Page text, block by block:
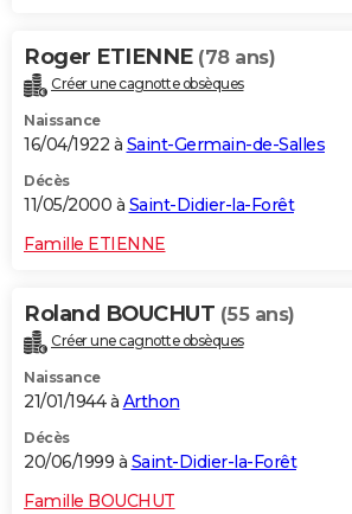
Roger ETIENNE (78 ans)
Créer une cagnotte obsèques
Naissance
16/04/1922 à Saint-Germain-de-Salles
Décès
11/05/2000 à Saint-Didier-la-Forêt
Famille ETIENNE
Roland BOUCHUT (55 ans)
Créer une cagnotte obsèques
Naissance
21/01/1944 à Arthon
Décès
20/06/1999 à Saint-Didier-la-Forêt
Famille BOUCHUT